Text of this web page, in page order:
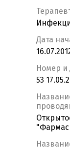
Дата
Номер и
53